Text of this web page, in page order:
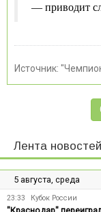
— приводит
Источник:
Лента новостей
5 августа, среда
23:33 Кубок России